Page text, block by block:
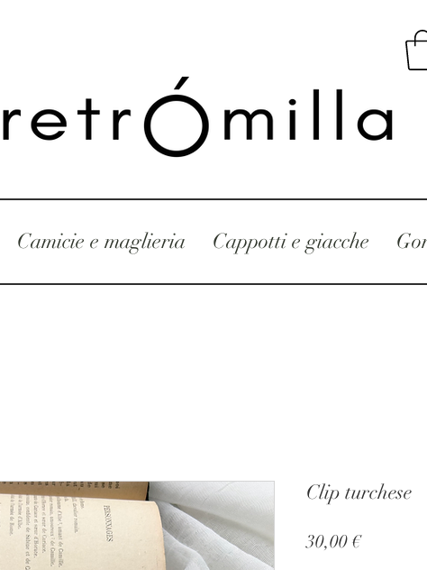
Camicie e maglieria Cappotti e giacche
Clip turchese
30,00 €Prezzo